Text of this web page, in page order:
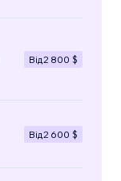
Від2 800 $
Від2 600 $